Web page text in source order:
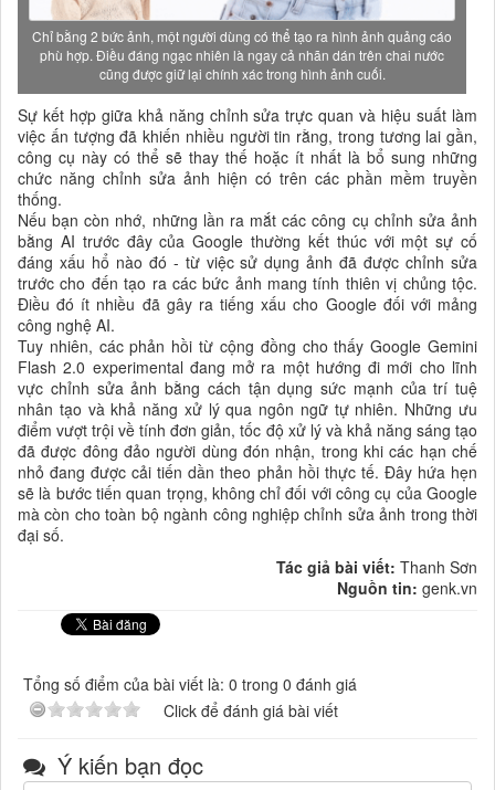
Chỉ bằng 2 bức ảnh, một người dùng có thể tạo ra hình ảnh quảng cáo
phù hợp. Điều đáng ngạc nhiên là ngay cả nhãn dán trên chai nước
cũng được giữ lại chính xác trong hình ảnh cuối.
Sự kết hợp giữa khả năng chỉnh sửa trực quan và hiệu suất làm
việc ấn tượng đã khiến nhiều người tin rằng, trong tương lai gần,
công cụ này có thể sẽ thay thế hoặc ít nhất là bổ sung những
chức năng chỉnh sửa ảnh hiện có trên các phần mềm truyền
thống.
Nếu bạn còn nhớ, những lần ra mắt các công cụ chỉnh sửa ảnh
bằng AI trước đây của Google thường kết thúc với một sự cố
đáng xấu hổ nào đó - từ việc sử dụng ảnh đã được chỉnh sửa
trước cho đến tạo ra các bức ảnh mang tính thiên vị chủng tộc.
Điều đó ít nhiều đã gây ra tiếng xấu cho Google đối với mảng
công nghệ AI.
Tuy nhiên, các phản hồi từ cộng đồng cho thấy Google Gemini
Flash 2.0 experimental đang mở ra một hướng đi mới cho lĩnh
vực chỉnh sửa ảnh bằng cách tận dụng sức mạnh của trí tuệ
nhân tạo và khả năng xử lý qua ngôn ngữ tự nhiên. Những ưu
điểm vượt trội về tính đơn giản, tốc độ xử lý và khả năng sáng tạo
đã được đông đảo người dùng đón nhận, trong khi các hạn chế
nhỏ đang được cải tiến dần theo phản hồi thực tế. Đây hứa hẹn
sẽ là bước tiến quan trọng, không chỉ đối với công cụ của Google
mà còn cho toàn bộ ngành công nghiệp chỉnh sửa ảnh trong thời
đại số.
Tác giả bài viết: Thanh Sơn
Nguồn tin: genk.vn
Tổng số điểm của bài viết là: 0 trong 0 đánh giá
Click để đánh giá bài viết
Ý kiến bạn đọc